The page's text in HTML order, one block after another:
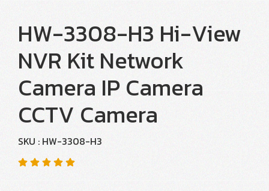
HW-3308-H3 Hi-View
NVR Kit Network
Camera IP Camera
CCTV Camera
SKU : HW-3308-H3